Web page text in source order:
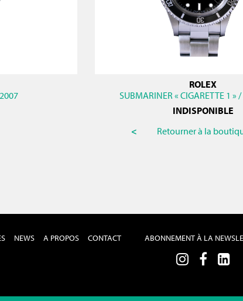
ROLEX
SUBMARINER « CIGARETTE 1 »
INDISPONIBLE
<
Retourner à la
NEWS A PROPOS CONTACT ABONNEMENT À LA